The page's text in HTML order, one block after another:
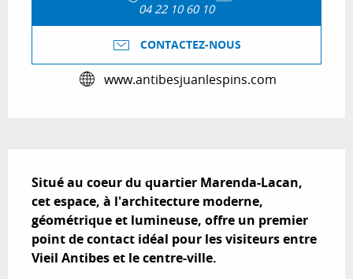
04 22 10 60 10
CONTACTEZ-NOUS
www.antibesjuanlespins.com
Situé au coeur du quartier Marenda-Lacan,
cet espace, à l'architecture moderne,
géométrique et lumineuse, offre un premier
point de contact idéal pour les visiteurs entre
Vieil Antibes et le centre-ville.